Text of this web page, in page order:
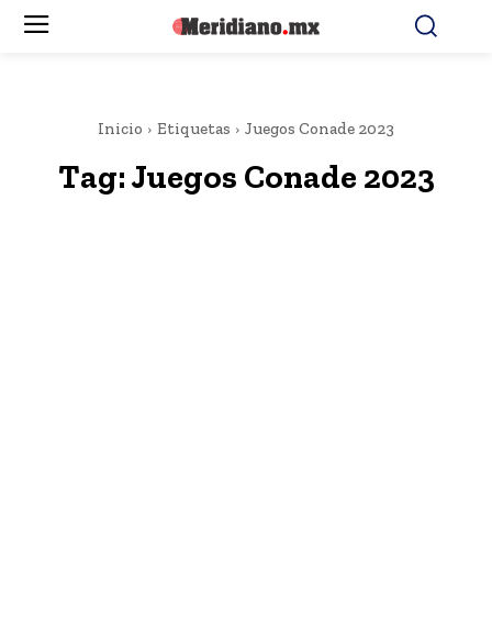
Inicio Etiquetas Juegos Conade 2023
Tag:Juegos Conade 2023